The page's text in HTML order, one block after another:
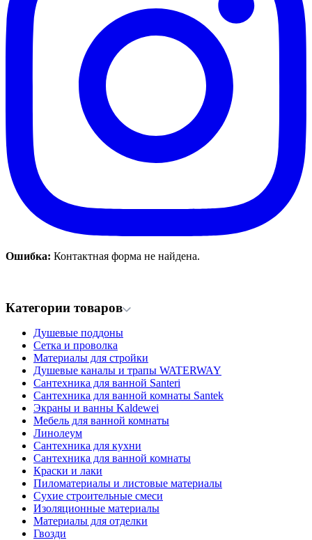
Ошибка: Контактная форма не найдена.
Категории товаров
Душевые поддоны
Сетка и проволка
Материалы для стройки
Душевые каналы и трапы WATERWAY
Сантехника для ванной Santeri
Сантехника для ванной комнаты Santek
Экраны и ванны Kaldewei
Мебель для ванной комнаты
Линолеум
Сантехника для кухни
Сантехника для ванной комнаты
Краски и лаки
Пиломатериалы и листовые материалы
Сухие строительные смеси
Изоляционные материалы
Материалы для отделки
Гвозди